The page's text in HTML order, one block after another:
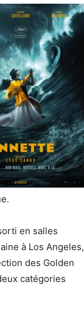
en salles
à Los Angeles,
des Golden
catégories